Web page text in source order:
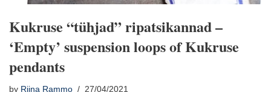
Kukruse “tühjad” ripatsikannad –
‘Empty’ suspension loops of Kukruse
pendants
by Riina Rammo 27/04/2021